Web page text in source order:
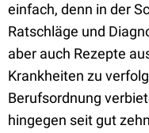
einfach, denn in der
Ratschläge und
aber auch Rezepte
Krankheiten zu
Berufsordnung
hingegen seit gut